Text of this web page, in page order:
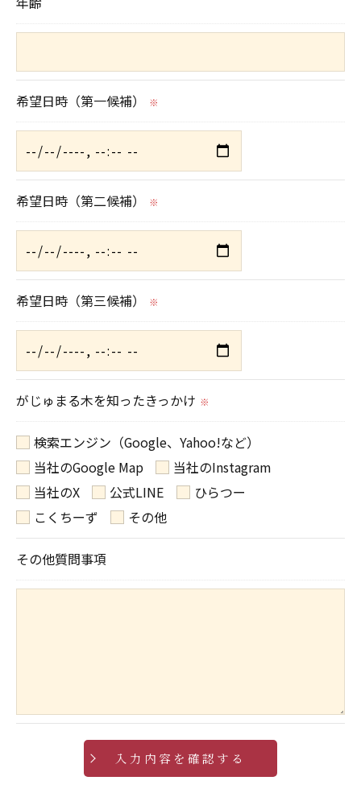
のサービスをご提供できない場合がございますので
予めご了承ください。
＜個人情報の開示･訂正・削除･利用停止の手続につ
いて＞
当社では、お客様の個人情報の開示･訂正･削除・利
用停止の手続を定めさせて頂いております。
ご本人である事を確認のうえ、対応させて頂きま
す。
個人情報の開示･訂正･削除・利用停止の具体的手続
きにつきましては、お電話でお問合せ下さい。
希望日時（第一候補） ※
希望日時（第二候補） ※
希望日時（第三候補） ※
がじゅまる木を知ったきっかけ ※
検索エンジン（Google、Yahoo!など）
当社のGoogle Map
当社のInstagram
当社のX
公式LINE
ひらつー
こくちーず
その他
その他質問事項